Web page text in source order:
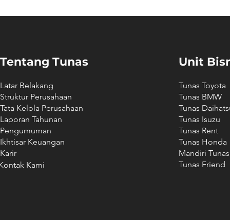
Tentang Tunas
Latar Belakang
Struktur Perusahaan
Tata Kelola Perusahaan
Laporan Tahunan
Pengumuman
Ikhtisar Keuangan
Karir
Kami
Unit
Tunas Toyota
Tunas BMW
Tunas
Tunas Isuzu
Tunas Rent
Tunas Honda
Mandiri
Tunas Friend